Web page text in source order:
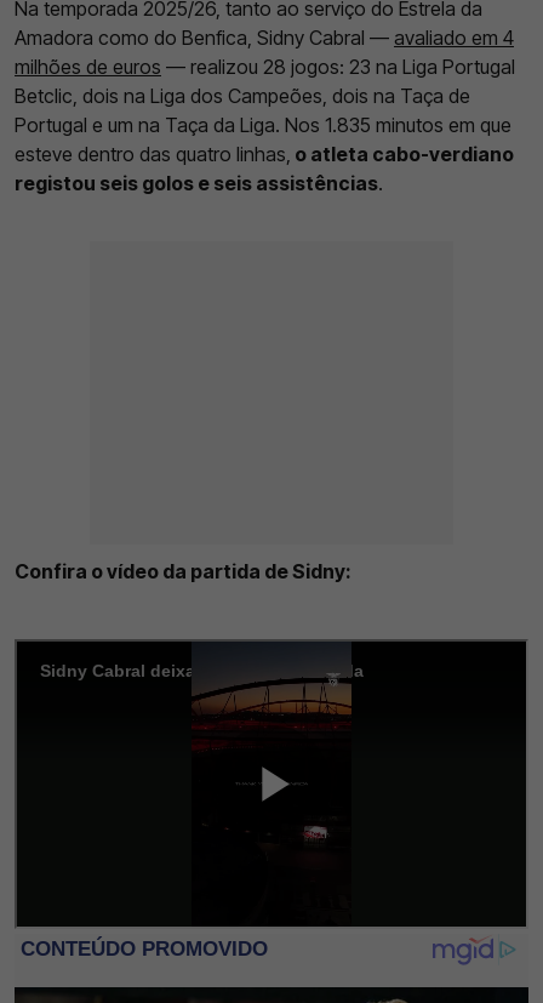
Na temporada 2025/26, tanto ao serviço do Estrela da
Amadora como do Benfica, Sidny Cabral — avaliado em 4
milhões de euros — realizou 28 jogos: 23 na Liga Portugal
Betclic, dois na Liga dos Campeões, dois na Taça de
Portugal e um na Taça da Liga. Nos 1.835 minutos em que
esteve dentro das quatro linhas, o atleta cabo-verdiano
registou seis golos e seis assistências.
Confira o vídeo da partida de Sidny: